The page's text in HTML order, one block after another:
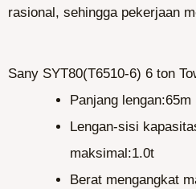
rasional, sehingga pekerjaan
Sany SYT80(T6510-6) 6 ton
Panjang lengan:65m
Lengan-sisi
maksimal:1.0t
Berat mengangkat